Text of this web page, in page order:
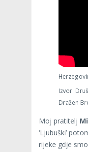
Izvor:
Dražen
Moj pratitelj
‘Ljubuški’
rijeke gdje smo